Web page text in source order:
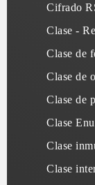
Cifrado
Clase -
Clase de
Clase de
Clase de
Clase
Clase
Clase